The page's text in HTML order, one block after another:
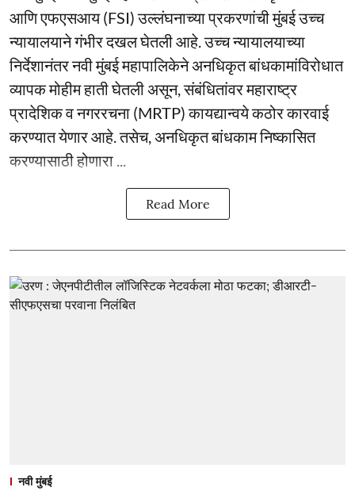
आणि एफएसआय (FSI) उल्लंघनाच्या प्रकरणांची मुंबई उच्च
न्यायालयाने गंभीर दखल घेतली आहे. उच्च न्यायालयाच्या
निर्देशानंतर नवी मुंबई महापालिकेने अनधिकृत बांधकामांविरोधात
व्यापक मोहीम हाती घेतली असून, संबंधितांवर महाराष्ट्र
प्रादेशिक व नगररचना (MRTP) कायद्यान्वये कठोर कारवाई
करण्यात येणार आहे. तसेच, अनधिकृत बांधकाम निष्कासित
करण्यासाठी होणारा ...
Read More
नवी मुंबई